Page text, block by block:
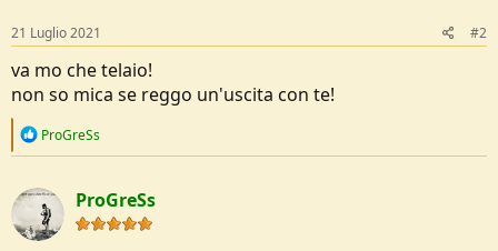
21 Luglio 2021 #2
va mo che telaio!
non so mica se reggo un'uscita con te!
R
c
t
i
o
ProGreSs
ProGreSs